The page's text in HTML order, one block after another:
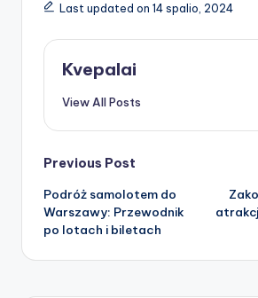
Last updated on 14 spalio, 2024
Kvepalai
View All Posts
Post
navigation
Previous Post
Podróż samolotem do
Warszawy: Przewodnik
po lotach i biletach